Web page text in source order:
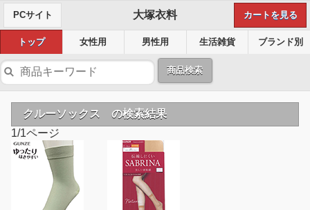
PCサイト 大塚衣料 カートを見る
トップ 女性用 男性用 生活雑貨 ブランド別
商品検索
クルーソックス の検索結果
1/1ページ